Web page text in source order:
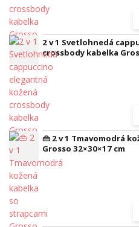
2 v 1 Svetlohnedá
crossbody kabelka
👜 2 v 1 Tmavomodrá
Grosso 32×30×17 cm